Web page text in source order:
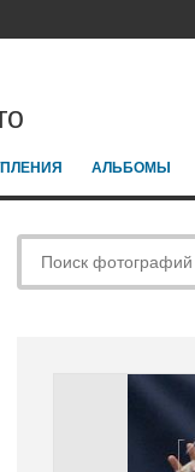
АЛЬБОМЫ